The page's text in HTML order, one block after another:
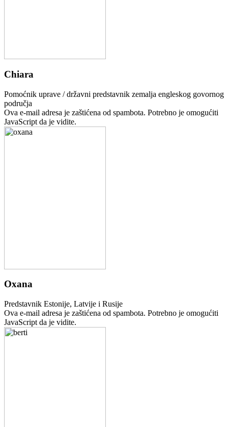
Chiara
Pomoćnik uprave / državni predstavnik zemalja engleskog govornog
područja
Ova e-mail adresa je zaštićena od spambota. Potrebno je omogućiti
JavaScript da je vidite.
Oxana
Predstavnik Estonije, Latvije i Rusije
Ova e-mail adresa je zaštićena od spambota. Potrebno je omogućiti
JavaScript da je vidite.